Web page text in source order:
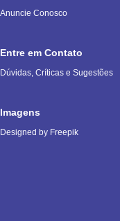
Anuncie Conosco
Entre em Contato
Dúvidas, Críticas e Sugestões
Imagens
Designed by Freepik